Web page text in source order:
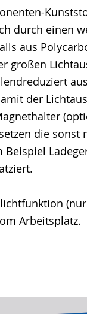
durch einen
aus
großen
der
die
Beispiel
Arbeitsplatz.